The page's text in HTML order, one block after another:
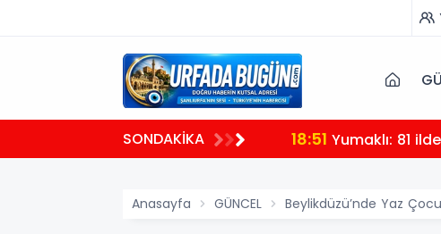
SONDAKİKA 18:51 Yumaklı: 81
Anasayfa GÜNCEL Beylikdüzü’nde Yaz